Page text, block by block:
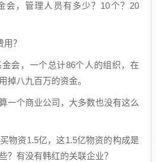
会，管理人员有多少？10个？20
？
会，一个总计86个人的组织，在
掉八九百万的资金。
一个商业公司，大多数也没有这么
物资1.5亿，这1.5亿物资的构成是
？有没有韩红的关联企业？